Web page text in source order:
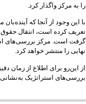
را به مرکز واگذار کرد.
با این وجود از آنجا که
تعریف کرده است، انتقال
گرفت است. مرکز بررسی‌های
نهایی را منتشر خواهد کرد.
از این‌رو برای اطلاع از زمان
بررسی‌های استراتژیک به‌نشانی